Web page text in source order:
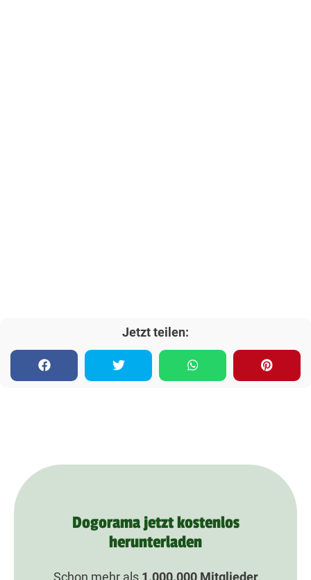
Jetzt teilen:
Dogorama jetzt kostenlos
herunterladen
Schon mehr als 1.000.000Mitglieder